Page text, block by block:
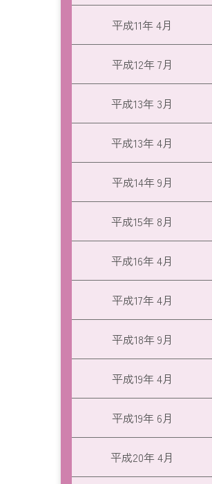
平成11年 4月
平成12年 7月
平成13年 3月
平成13年 4月
平成14年 9月
平成15年 8月
平成16年 4月
平成17年 4月
平成18年 9月
平成19年 4月
平成19年 6月
平成20年 4月